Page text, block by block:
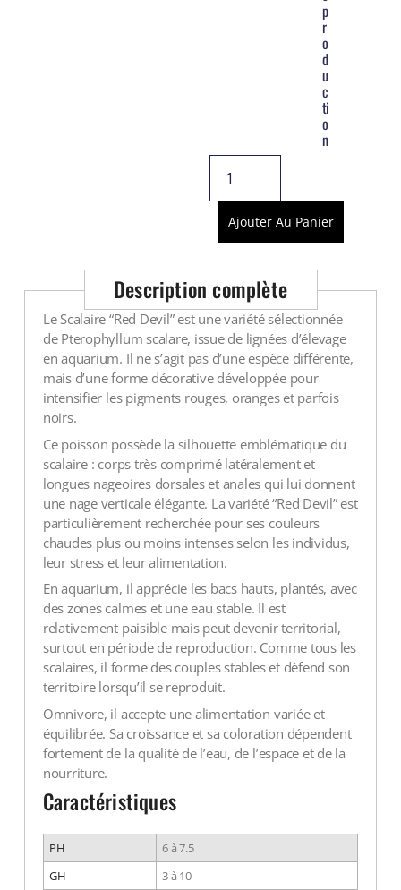
p
r
o
d
u
c
ti
o
n
Ajouter Au Panier
Description complète
Le Scalaire “Red Devil” est une variété sélectionnée
de Pterophyllum scalare, issue de lignées d’élevage
en aquarium. Il ne s’agit pas d’une espèce différente,
mais d’une forme décorative développée pour
intensifier les pigments rouges, oranges et parfois
noirs.
Ce poisson possède la silhouette emblématique du
scalaire : corps très comprimé latéralement et
longues nageoires dorsales et anales qui lui donnent
une nage verticale élégante. La variété “Red Devil” est
particulièrement recherchée pour ses couleurs
chaudes plus ou moins intenses selon les individus,
leur stress et leur alimentation.
En aquarium, il apprécie les bacs hauts, plantés, avec
des zones calmes et une eau stable. Il est
relativement paisible mais peut devenir territorial,
surtout en période de reproduction. Comme tous les
scalaires, il forme des couples stables et défend son
territoire lorsqu’il se reproduit.
Omnivore, il accepte une alimentation variée et
équilibrée. Sa croissance et sa coloration dépendent
fortement de la qualité de l’eau, de l’espace et de la
nourriture.
Caractéristiques
PH
6 à 7.5
GH
3 à 10